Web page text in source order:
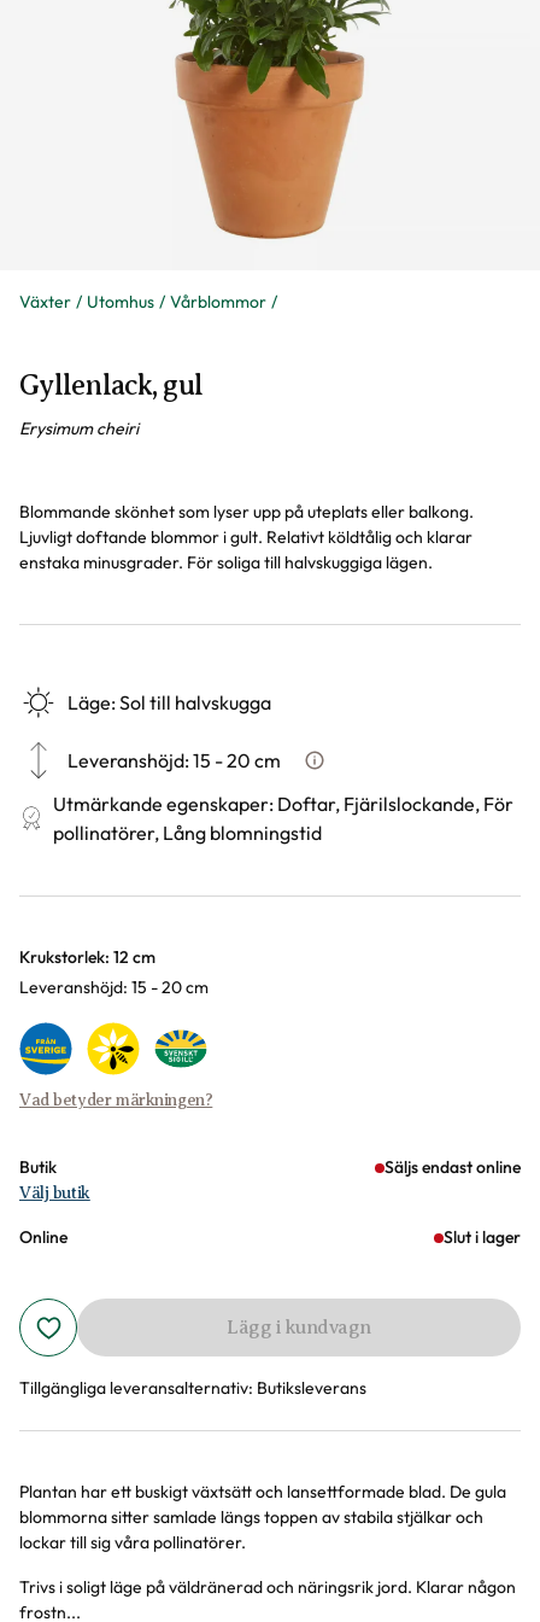
Växter Utomhus Vårblommor
Gyllenlack, gul
Erysimum cheiri
Blommande skönhet som lyser upp på uteplats eller balkong.
Ljuvligt doftande blommor i gult. Relativt köldtålig och klarar
enstaka minusgrader. För soliga till halvskuggiga lägen.
Läge:Sol till halvskugga
Leveranshöjd:15 - 20 cm Hur vi mäter leveranshöjd på
Utmärkande egenskaper: Doftar, Fjärilslockande, För
pollinatörer, Lång blomningstid
Varianter
Krukstorlek: 12 cm
Leveranshöjd: 15 - 20 cm
Vad betyder märkningen?
Butik Säljs endast online
Välj butik
Online Slut i lager
Lägg i kundvagn
Tillgängliga leveransalternativ: Butiksleverans
Produktinformation
Plantan har ett buskigt växtsätt och lansettformade blad. De gula
blommorna sitter samlade längs toppen av stabila stjälkar och
lockar till sig våra pollinatörer.
Trivs i soligt läge på väldränerad och näringsrik jord. Klarar någon
frostn...